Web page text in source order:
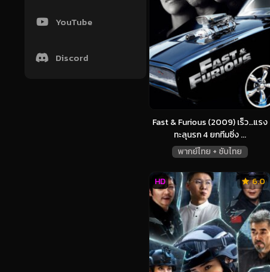
YouTube
Discord
Fast & Furious (2009) เร็ว…แรง
ทะลุนรก 4 ยกทีมซิ่ง ...
พากย์ไทย + ซับไทย
6.0
HD